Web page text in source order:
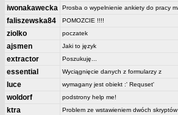
iwonakawecka Prosba o wypelnienie ankiety do pracy
faliszewska84 POMOZCIE !!!!
ziolko poczatek
ajsmen Jaki to język
extractor Poszukuję...
essential Wyciągnięcie danych z formularzy z
luce wymagany jest obiekt :' Requset'
woldorf podstrony help me!
ktra Problem ze wstawieniem dwóch skryptów